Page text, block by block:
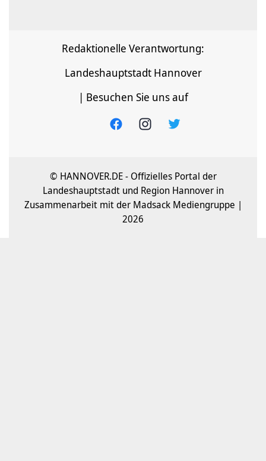
Redaktionelle Verantwortung:
Landeshauptstadt Hannover
| Besuchen Sie uns auf
© HANNOVER.DE - Offizielles Portal der
Landeshauptstadt und Region Hannover in
Zusammenarbeit mit der Madsack Mediengruppe |
2026